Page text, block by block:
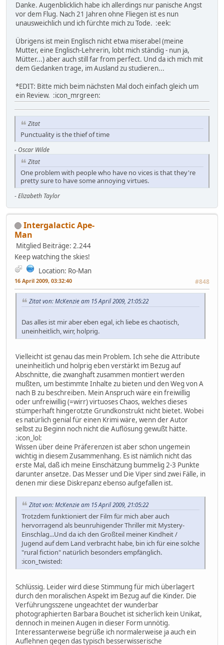
Danke. Augenblicklich habe ich allerdings nur panische Angst
vor dem Flug. Nach 21 Jahren ohne Fliegen ist es nun
unausweichlich und ich fürchte mich zu Tode. :eek:
Übrigens ist mein Englisch nicht etwa miserabel (meine
Mutter, eine Englisch-Lehrerin, lobt mich ständig - nun ja,
Mütter...) aber auch still far from perfect. Und da ich mich mit
dem Gedanken trage, im Ausland zu studieren...
*EDIT: Bitte mich beim nächsten Mal doch einfach gleich um
ein Review. :icon_mrgreen:
Zitat
Punctuality is the thief of time
- Oscar Wilde
Zitat
One problem with people who have no vices is that they're
pretty sure to have some annoying virtues.
-Elizabeth Taylor
Intergalactic Ape-
Man
Mitglied Beiträge: 2.244
Keep watching the skies!
Location: Ro-Man
16 April 2009, 03:32:40 #848
Zitat von: McKenzie am 15 April 2009, 21:05:22
Das alles ist mir aber eben egal, ich liebe es chaotisch,
uneinheitlich, wirr, holprig.
Vielleicht ist genau das mein Problem. Ich sehe die Attribute
uneinheitlich und holprig eben verstärkt im Bezug auf
Abschnitte, die zwanghaft zusammen montiert werden
mußten, um bestimmte Inhalte zu bieten und den Weg von A
nach B zu beschreiben. Mein Anspruch wäre ein freiwillig
oder unfreiwillig (=wirr) virtuoses Chaos, welches dieses
stümperhaft hingerotzte Grundkonstrukt nicht bietet. Wobei
es natürlich genial für einen Krimi wäre, wenn der Autor
selbst zu Beginn noch nicht die Auflösung gewußt hätte.
:icon_lol:
Wissen über deine Präferenzen ist aber schon ungemein
wichtig in diesem Zusammenhang. Es ist nämlich nicht das
erste Mal, daß ich meine Einschätzung bummelig 2-3 Punkte
darunter ansetze. Das Messer und Die Viper sind zwei Fälle, in
denen mir diese Diskrepanz ebenso aufgefallen ist.
Zitat von: McKenzie am 15 April 2009, 21:05:22
Trotzdem funktioniert der Film für mich aber auch
hervorragend als beunruhigender Thriller mit Mystery-
Einschlag...Und da ich den Großteil meiner Kindheit /
Jugend auf dem Land verbracht habe, bin ich für eine solche
"rural fiction" natürlich besonders empfänglich.
:icon_twisted:
Schlüssig. Leider wird diese Stimmung für mich überlagert
durch den moralischen Aspekt im Bezug auf die Kinder. Die
Verführungsszene ungeachtet der wunderbar
photographierten Barbara Bouchet ist sicherlich kein Unikat,
dennoch in meinen Augen in dieser Form unnötig.
Interessanterweise begrüße ich normalerweise ja auch ein
Auflehnen gegen das typisch besserwisserische